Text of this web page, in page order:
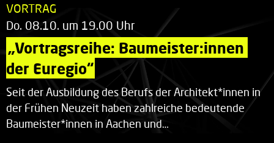
VORTRAG
Do. 08.10. um 19.00 Uhr
„Vortragsreihe: Baumeister:innen
der Euregio“
Seit der Ausbildung des Berufs der Architekt*innen in
der Frühen Neuzeit haben zahlreiche bedeutende
Baumeister*innen in Aachen und…